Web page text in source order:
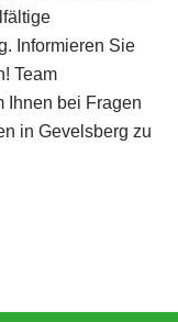
Informieren Sie
Team
Ihnen bei Fragen
in Gevelsberg zu